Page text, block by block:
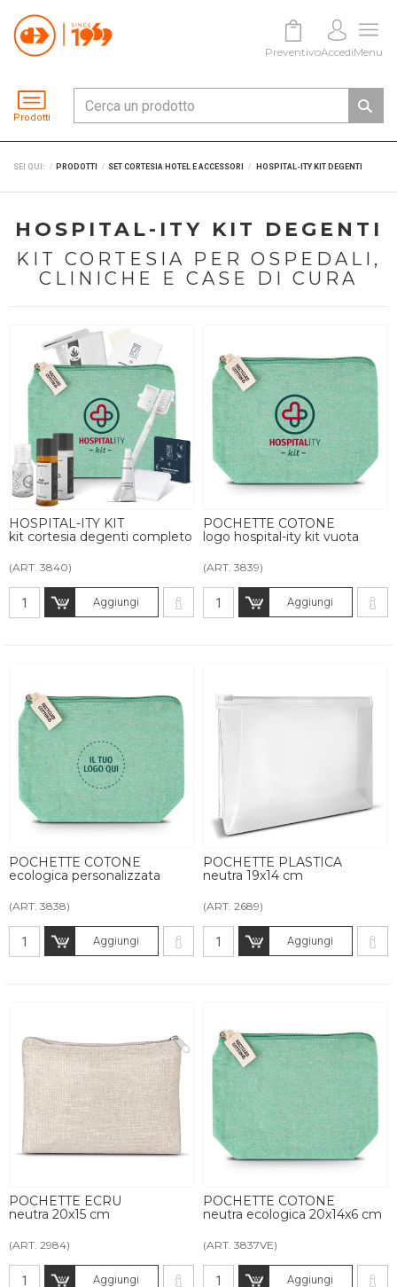
Prodotti
PreventivoAccediMenu
SEI QUI: PRODOTTI SET CORTESIA HOTEL E ACCESSORI HOSPITAL-ITY KIT DEGENTI
HOSPITAL-ITY KIT DEGENTI
KIT CORTESIA PER OSPEDALI,
CLINICHE E CASE DI CURA
HOSPITAL-ITY KIT
kit cortesia degenti completo
(ART. 3840)
Aggiungi
POCHETTE COTONE
logo hospital-ity kit vuota
(ART. 3839)
Aggiungi
POCHETTE COTONE
ecologica personalizzata
(ART. 3838)
Aggiungi
POCHETTE PLASTICA
neutra 19x14 cm
(ART. 2689)
Aggiungi
POCHETTE ECRU
neutra 20x15 cm
(ART. 2984)
Aggiungi
POCHETTE COTONE
neutra ecologica 20x14x6 cm
(ART. 3837VE)
Aggiungi